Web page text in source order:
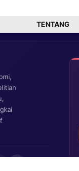
TENTANG